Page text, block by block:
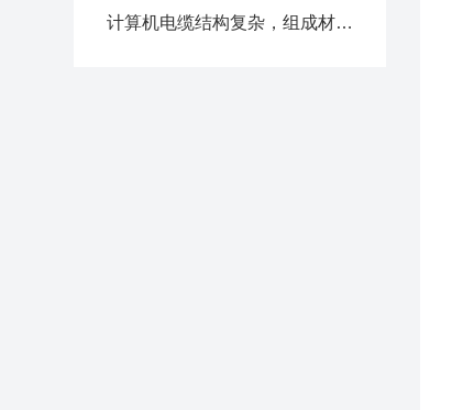
计算机电缆结构复杂，组成材料繁多